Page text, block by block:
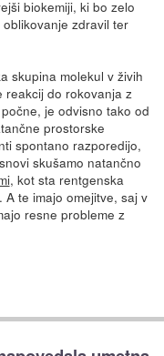
biokemiji, ki bo zelo
zdravil ter
skupina molekul v živih
reakcij do rokovanja z
je odvisno tako od
prostorske
spontano razporedijo,
skušamo natančno
, kot sta rentgenska
te imajo omejitve, saj v
resne probleme z